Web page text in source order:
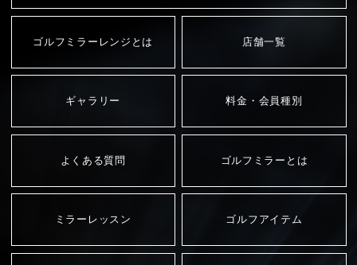
ゴルフミラーレンジとは 店舗一覧
ギャラリー 料金・会員種別
よくある質問 ゴルフミラーとは
ミラーレッスン ゴルフアイテム